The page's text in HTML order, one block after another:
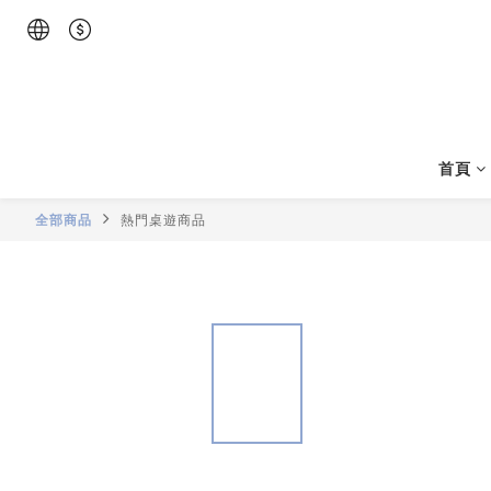
首頁
全部商品 熱門桌遊商品